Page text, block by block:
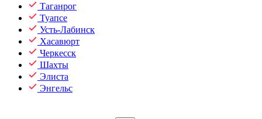
Таганрог
Туапсе
Усть-Лабинск
Хасавюрт
Черкесск
Шахты
Элиста
Энгельс